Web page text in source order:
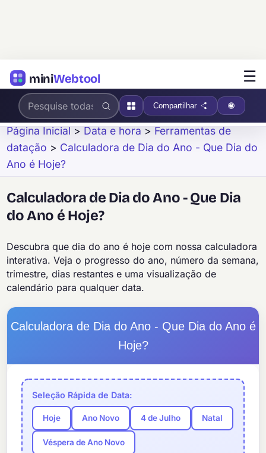
miniWebtool ☰
Compartilhar
Página Inicial > Data e hora > Ferramentas de
datação > Calculadora de Dia do Ano - Que Dia do
Ano é Hoje?
Calculadora de Dia do Ano - Que Dia
do Ano é Hoje?
Descubra que dia do ano é hoje com nossa calculadora
interativa. Veja o progresso do ano, número da semana,
trimestre, dias restantes e uma visualização de
calendário para qualquer data.
Calculadora de Dia do Ano - Que Dia do Ano é
Hoje?
Seleção Rápida de Data:
Hoje Ano Novo 4 de Julho Natal
Véspera de Ano Novo